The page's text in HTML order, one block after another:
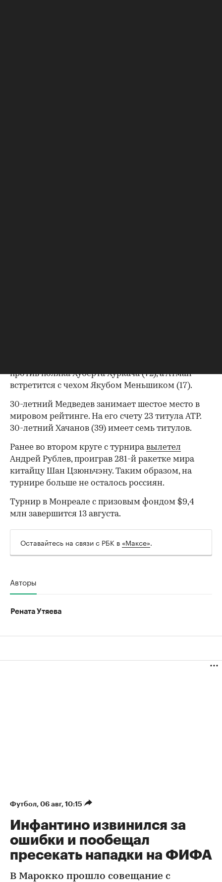
00:00 / 00:00
против поляка Хуберта Хуркача (72), а Атман
встретится с чехом Якубом Меньшиком (17).
30-летний Медведев занимает шестое место в
мировом рейтинге. На его счету 23 титула ATP.
30-летний Хачанов (39) имеет семь титулов.
Ранее во втором круге с турниравылетел
Андрей Рублев, проиграв 281-й ракетке мира
китайцу Шан Цзюньчэну. Таким образом, на
турнире больше не осталось россиян.
Турнир в Монреале с призовым фондом $9,4
млн завершится 13 августа.
Оставайтесь на связи с РБК в «Максе».
Авторы
Рената Утяева
Футбол 06 авг, 10:15
Инфантино извинился за
ошибки и пообещал
пресекать нападки на ФИФА
В Марокко прошло совещание с